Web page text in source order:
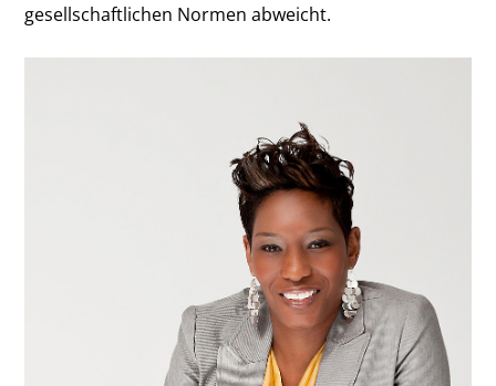
gesellschaftlichen Normen abweicht.